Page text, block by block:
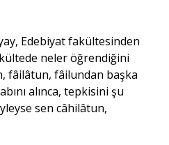
Edebiyat fakültesinden
neler öğrendiğini
fâilâtun, fâilundan başka
alınca, tepkisini şu
sen câhilâtun,